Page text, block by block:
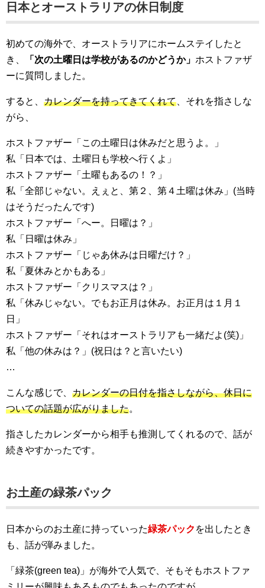
日本とオーストラリアの休日制度
初めての海外で、オーストラリアにホームステイしたと
き、
「次の土曜日は学校があるのかどうか」 ホストファザ
ーに質問しました。
すると、 カレンダーを持ってきてくれて 、それを指さしな
がら、
ホストファザー「この土曜日は休みだと思うよ。」
私「日本では、土曜日も学校へ行くよ」
ホストファザー「土曜もあるの！？」
私「全部じゃない。えぇと、第２、第４土曜は休み」(当時
はそうだったんです)
ホストファザー「へー。日曜は？」
私「日曜は休み」
ホストファザー「じゃあ休みは日曜だけ？」
私「夏休みとかもある」
ホストファザー「クリスマスは？」
私「休みじゃない。でもお正月は休み。お正月は１月１
日」
ホストファザー「それはオーストラリアも一緒だよ(笑)」
私「他の休みは？」(祝日は？と言いたい)
…
こんな感じで、 カレンダーの日付を指さしながら、休日に
ついての話題が広がりました。
指さしたカレンダーから相手も推測してくれるので、話が
続きやすかったです。
お土産の緑茶パック
日本からのお土産に持っていった緑茶パック を出したとき
も、話が弾みました。
「緑茶(green tea)」が海外で人気で、そもそもホストファ